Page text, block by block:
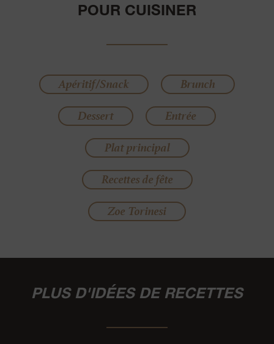
POUR CUISINER
Apéritif/Snack
Brunch
Dessert
Entrée
Plat principal
Recettes de fête
Zoe Torinesi
PLUS D'IDÉES DE RECETTES